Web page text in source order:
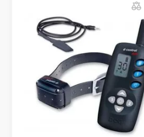
Die D-Control
von Warnsignalen
Impuls. Sie
noch auf einer 30-Grad-
ist für empfindliche und
geeignet, was einer Vielzahl
Impulsen entspricht. Das
über dieBooster-Funktion,
Sprungverstärkung darstellt.